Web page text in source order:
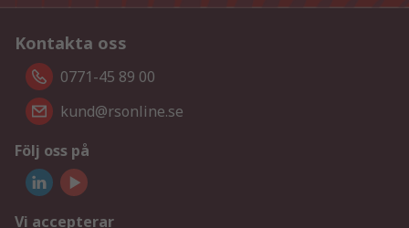
Kontakta oss
0771-45 89 00
kund@rsonline.se
Följ oss på
Vi accepterar